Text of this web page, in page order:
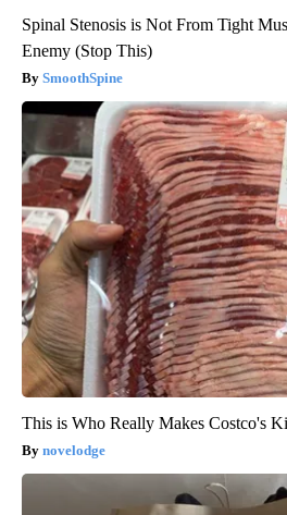
Spinal Stenosis is Not From Tight
Enemy (Stop This)
SmoothSpine
This is Who Really Makes Costco's
novelodge